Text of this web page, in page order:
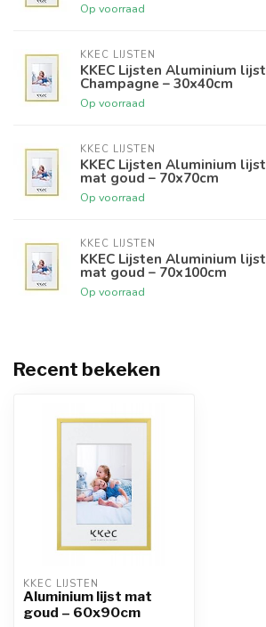
Op voorraad
KKEC LIJSTEN
KKEC Lijsten Aluminium lijst
Champagne – 30x40cm
Op voorraad
KKEC LIJSTEN
KKEC Lijsten Aluminium lijst
mat goud – 70x70cm
Op voorraad
KKEC LIJSTEN
KKEC Lijsten Aluminium lijst
mat goud – 70x100cm
Op voorraad
Recent bekeken
KKEC LIJSTEN
Aluminium lijst mat
goud – 60x90cm